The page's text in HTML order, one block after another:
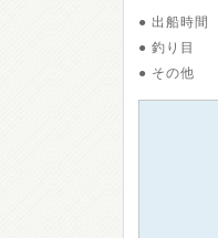
● 出船時間
● 釣り目
● その他